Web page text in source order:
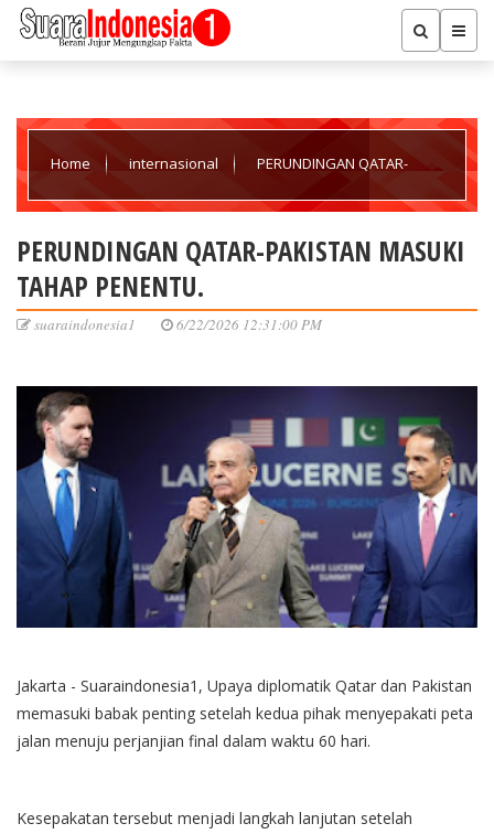
Home internasional PERUNDINGAN QATAR-
PERUNDINGAN QATAR-PAKISTAN MASUKI
TAHAP PENENTU.
suaraindonesia1 6/22/2026 12:31:00 PM
Jakarta - Suaraindonesia1, Upaya diplomatik Qatar dan Pakistan
memasuki babak penting setelah kedua pihak menyepakati peta
jalan menuju perjanjian final dalam waktu 60 hari.
Kesepakatan tersebut menjadi langkah lanjutan setelah